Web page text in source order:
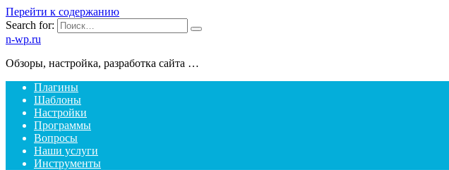
Перейти к содержанию
Search for:
n-wp.ru
Обзоры, настройка, разработка сайта …
Плагины
Шаблоны
Настройки
Программы
Вопросы
Наши услуги
Инструменты